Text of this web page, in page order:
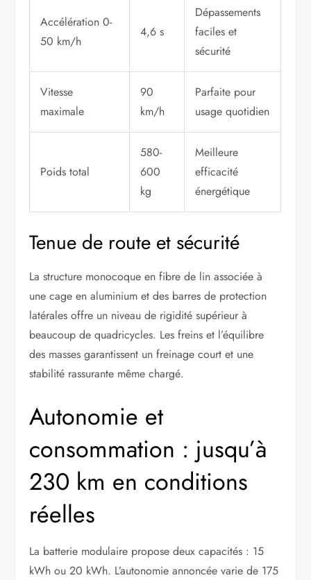
Accélération 0-
50 km/h
4,6 s
Dépassements
faciles et
sécurité
Vitesse
maximale
90
km/h
Parfaite pour
usage quotidien
Poids total
580-
600
kg
Meilleure
efficacité
énergétique
Tenue de route et sécurité
La structure monocoque en fibre de lin associée à
une cage en aluminium et des barres de protection
latérales offre un niveau de rigidité supérieur à
beaucoup de quadricycles. Les freins et l’équilibre
des masses garantissent un freinage court et une
stabilité rassurante même chargé.
Autonomie et
consommation : jusqu’à
230 km en conditions
réelles
La batterie modulaire propose deux capacités : 15
kWh ou 20 kWh. L’autonomie annoncée varie de 175